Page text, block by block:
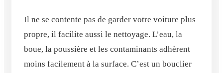
Il ne se contente pas de garder votre voiture plus
propre, il facilite aussi le nettoyage. L’eau, la
boue, la poussière et les contaminants adhèrent
moins facilement à la surface. C’est un bouclier